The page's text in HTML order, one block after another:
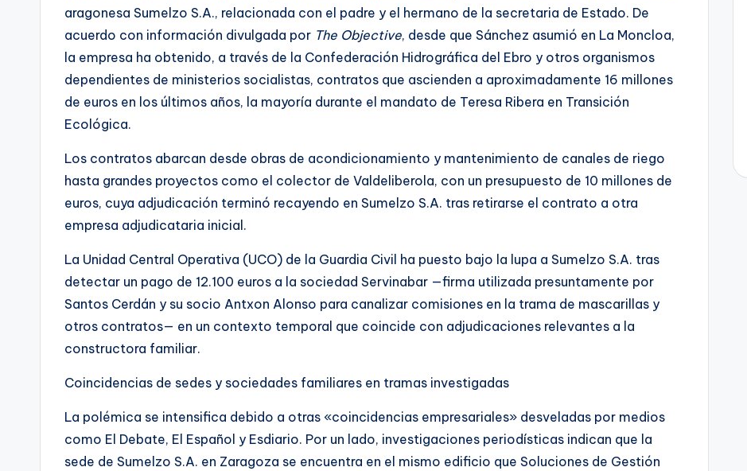
aragonesa Sumelzo S.A., relacionada con el padre y el hermano de la secretaria de Estado. De
acuerdo con información divulgada por The Objective, desde que Sánchez asumió en La Moncloa,
la empresa ha obtenido, a través de la Confederación Hidrográfica del Ebro y otros organismos
dependientes de ministerios socialistas, contratos que ascienden a aproximadamente 16 millones
de euros en los últimos años, la mayoría durante el mandato de Teresa Ribera en Transición
Ecológica.
Los contratos abarcan desde obras de acondicionamiento y mantenimiento de canales de riego
hasta grandes proyectos como el colector de Valdeliberola, con un presupuesto de 10 millones de
euros, cuya adjudicación terminó recayendo en Sumelzo S.A. tras retirarse el contrato a otra
empresa adjudicataria inicial.
La Unidad Central Operativa (UCO) de la Guardia Civil ha puesto bajo la lupa a Sumelzo S.A. tras
detectar un pago de 12.100 euros a la sociedad Servinabar —firma utilizada presuntamente por
Santos Cerdán y su socio Antxon Alonso para canalizar comisiones en la trama de mascarillas y
otros contratos— en un contexto temporal que coincide con adjudicaciones relevantes a la
constructora familiar.
Coincidencias de sedes y sociedades familiares en tramas investigadas
La polémica se intensifica debido a otras «coincidencias empresariales» desveladas por medios
como El Debate, El Español y Esdiario. Por un lado, investigaciones periodísticas indican que la
sede de Sumelzo S.A. en Zaragoza se encuentra en el mismo edificio que Soluciones de Gestión